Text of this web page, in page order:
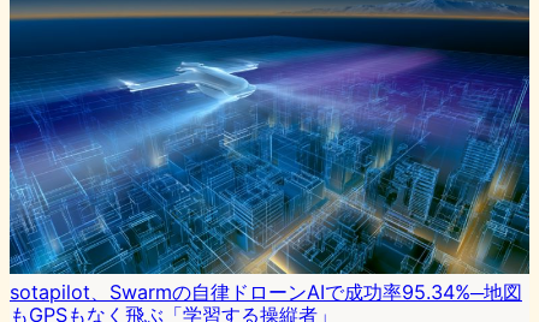
sotapilot、Swarmの自律ドローンAIで成功率95.34%─地図
もGPSもなく飛ぶ「学習する操縦者」